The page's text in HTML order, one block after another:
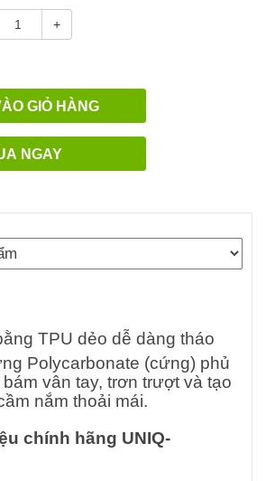
+
GIỎ HÀNG
NGAY
TPU dẻo dễ dàng tháo
Polycarbonate (cứng) phủ
vân tay, trơn trượt và tạo
nắm thoải mái.
chính hãng UNIQ-